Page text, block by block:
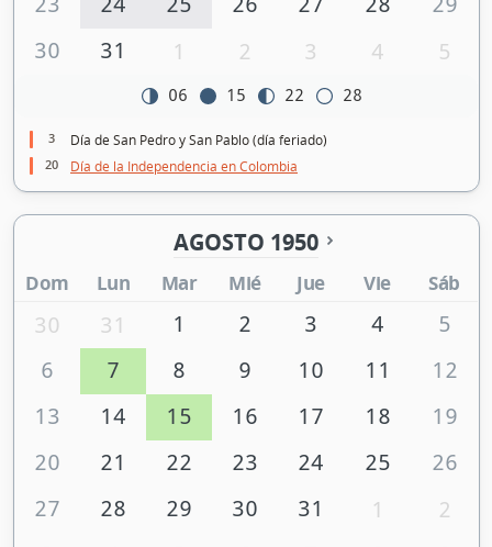
30
31 1 2 3 4 5
06 15 22 28
3 Día de San Pedro y San Pablo (día feriado)
20 Día de la Independencia en Colombia
AGOSTO 1950
Dom Lun Mar Mié Jue Vie Sáb
30 31 1 2 3 4
5
6
7 8 9 10 11
12
13
14 15 16 17 18
19
20
21 22 23 24 25
26
27
28 29 30 31 1
2